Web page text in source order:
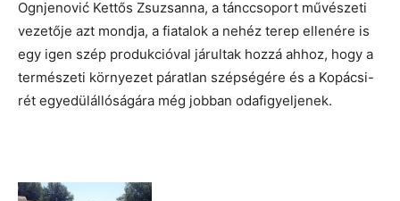
Ognjenović Kettős Zsuzsanna, a tánccsoport művészeti
vezetője azt mondja, a fiatalok a nehéz terep ellenére is
egy igen szép produkcióval járultak hozzá ahhoz, hogy a
természeti környezet páratlan szépségére és a Kopácsi-
rét egyedülállóságára még jobban odafigyeljenek.